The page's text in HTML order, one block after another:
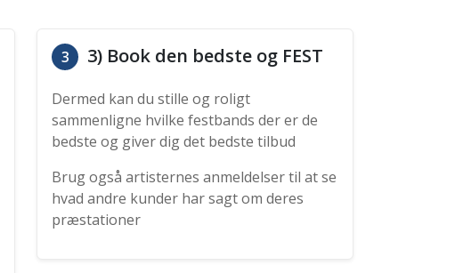
3 3) Book den bedste og FEST
Dermed kan du stille og roligt
sammenligne hvilke festbands der er de
bedste og giver dig det bedste tilbud
Brug også artisternes anmeldelser til at se
hvad andre kunder har sagt om deres
præstationer